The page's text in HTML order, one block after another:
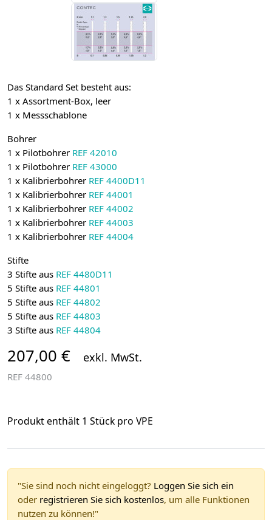
Das Standard Set besteht aus:
1 x Assortment-Box, leer
1 x Messschablone
Bohrer
1 x Pilotbohrer REF 42010
1 x Pilotbohrer REF 43000
1 x Kalibrierbohrer REF 4400D11
1 x Kalibrierbohrer REF 44001
1 x Kalibrierbohrer REF 44002
1 x Kalibrierbohrer REF 44003
1 x Kalibrierbohrer REF 44004
Stifte
3 Stifte aus REF 4480D11
5 Stifte aus REF 44801
5 Stifte aus REF 44802
5 Stifte aus REF 44803
3 Stifte aus REF 44804
207,00 € exkl. MwSt.
REF 44800
Produkt enthält 1 Stück pro VPE
"Sie sind noch nicht eingeloggt? Loggen Sie sich ein
oder registrieren Sie sich kostenlos, um alle Funktionen
nutzen zu können!"